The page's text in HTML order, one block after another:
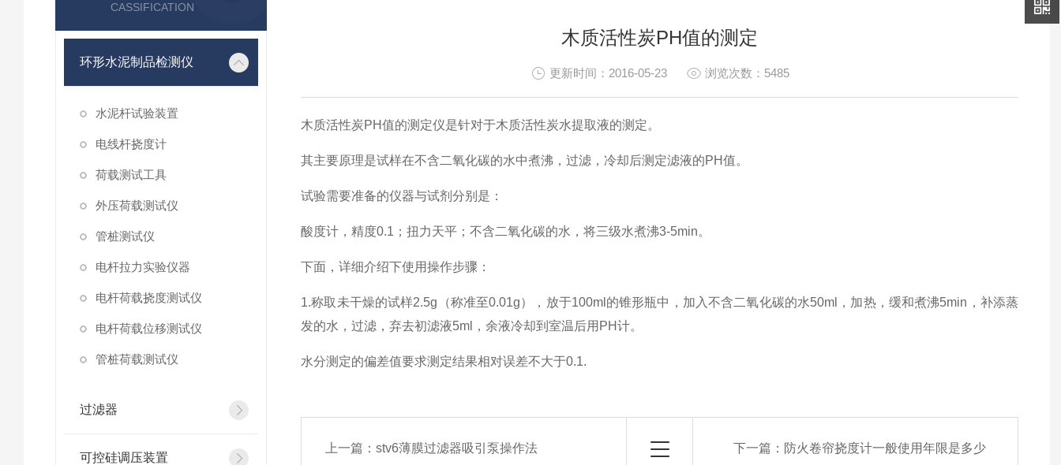
CASSIFICATION
环形水泥制品检测仪
水泥杆试验装置
电线杆挠度计
荷载测试工具
外压荷载测试仪
管桩测试仪
电杆拉力实验仪器
电杆荷载挠度测试仪
电杆荷载位移测试仪
管桩荷载测试仪
过滤器
可控硅调压装置
木质活性炭PH值的测定
更新时间：2016-05-23 浏览次数：5485
木质活性炭PH值的测定仪是针对于木质活性炭水提取液的测定。
其主要原理是试样在不含二氧化碳的水中煮沸，过滤，冷却后测定滤液的PH值。
试验需要准备的仪器与试剂分别是：
酸度计，精度0.1；扭力天平；不含二氧化碳的水，将三级水煮沸3-5min。
下面，详细介绍下使用操作步骤：
1.称取未干燥的试样2.5g（称准至0.01g），放于100ml的锥形瓶中，加入不含二氧化碳的水50ml，加热，缓和煮沸5min，补添蒸
发的水，过滤，弃去初滤液5ml，余液冷却到室温后用PH计。
水分测定的偏差值要求测定结果相对误差不大于0.1.
上一篇：stv6薄膜过滤器吸引泵操作法 下一篇： 防火卷帘挠度计一般使用年限是多少